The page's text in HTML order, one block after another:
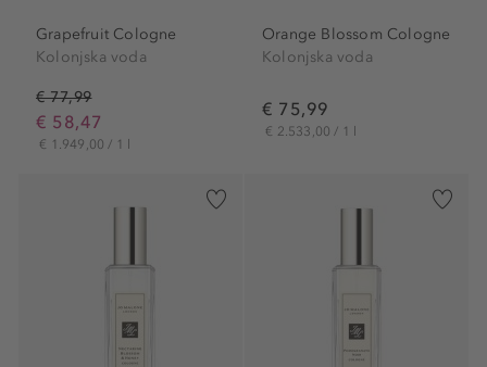
Grapefruit Cologne
Kolonjska voda
€ 77,99
€ 58,47
€ 1.949,00 / 1 l
Orange Blossom Cologne
Kolonjska voda
€ 75,99
€ 2.533,00 / 1 l